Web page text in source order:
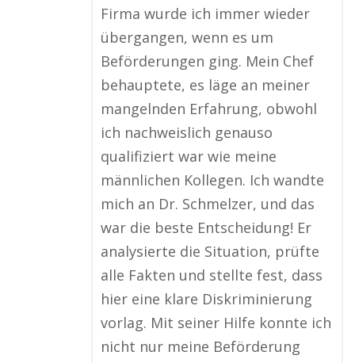
Firma wurde ich immer wieder
übergangen, wenn es um
Beförderungen ging. Mein Chef
behauptete, es läge an meiner
mangelnden Erfahrung, obwohl
ich nachweislich genauso
qualifiziert war wie meine
männlichen Kollegen. Ich wandte
mich an Dr. Schmelzer, und das
war die beste Entscheidung! Er
analysierte die Situation, prüfte
alle Fakten und stellte fest, dass
hier eine klare Diskriminierung
vorlag. Mit seiner Hilfe konnte ich
nicht nur meine Beförderung